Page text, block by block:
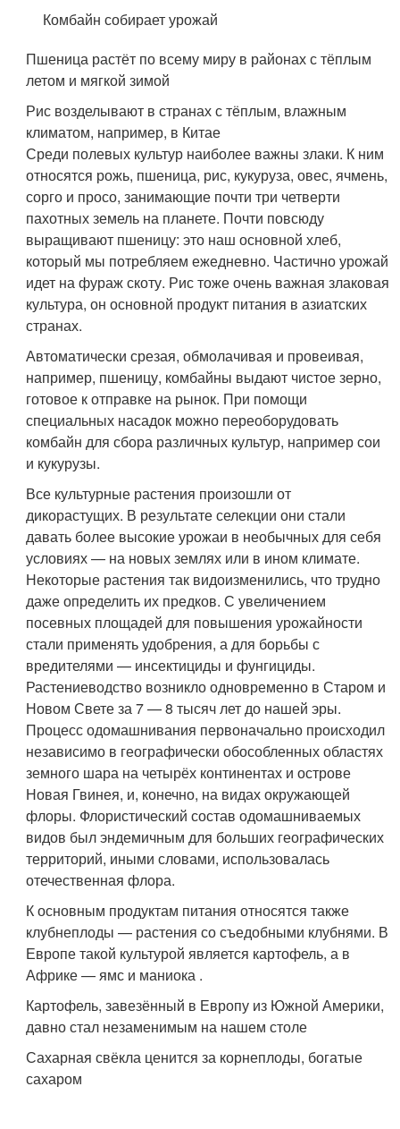
Комбайн собирает урожай
Пшеница растёт по всему миру в районах с тёплым
летом и мягкой зимой
Рис возделывают в странах с тёплым, влажным
климатом, например, в Китае
Среди полевых культур наиболее важны злаки. К ним
относятся рожь, пшеница, рис, кукуруза, овес, ячмень,
сорго и просо, занимающие почти три четверти
пахотных земель на планете. Почти повсюду
выращивают пшеницу: это наш основной хлеб,
который мы потребляем ежедневно. Частично урожай
идет на фураж скоту. Рис тоже очень важная злаковая
культура, он основной продукт питания в азиатских
странах.
Автоматически срезая, обмолачивая и провеивая,
например, пшеницу, комбайны выдают чистое зерно,
готовое к отправке на рынок. При помощи
специальных насадок можно переоборудовать
комбайн для сбора различных культур, например сои
и кукурузы.
Все культурные растения произошли от
дикорастущих. В результате селекции они стали
давать более высокие урожаи в необычных для себя
условиях — на новых землях или в ином климате.
Некоторые растения так видоизменились, что трудно
даже определить их предков. С увеличением
посевных площадей для повышения урожайности
стали применять удобрения, а для борьбы с
вредителями — инсектициды и фунгициды.
Растениеводство возникло одновременно в Старом и
Новом Свете за 7 — 8 тысяч лет до нашей эры.
Процесс одомашнивания первоначально происходил
независимо в географически обособленных областях
земного шара на четырёх континентах и острове
Новая Гвинея, и, конечно, на видах окружающей
флоры. Флористический состав одомашниваемых
видов был эндемичным для больших географических
территорий, иными словами, использовалась
отечественная флора.
К основным продуктам питания относятся также
клубнеплоды — растения со съедобными клубнями. В
Европе такой культурой является картофель, а в
Африке — ямс и маниока .
Картофель, завезённый в Европу из Южной Америки,
давно стал незаменимым на нашем столе
Сахарная свёкла ценится за корнеплоды, богатые
сахаром